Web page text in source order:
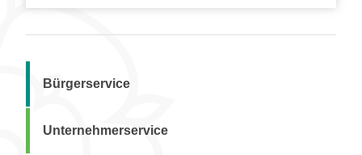
Bürgerservice
Unternehmerservice